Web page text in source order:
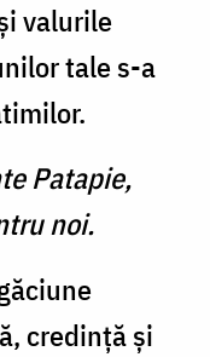
valurile
tale s-a
Patapie,
noi.
credinţă şi